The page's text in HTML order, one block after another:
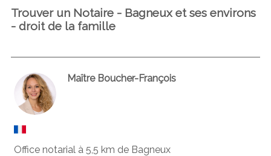
Trouver un Notaire - Bagneux et ses environs
- droit de la famille
Maître Boucher-François
Office notarial à 5,5 km de Bagneux